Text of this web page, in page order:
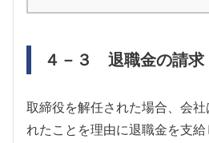
４－３ 退職金の請求
取締役を解任された場合、会
れたことを理由に退職金を支